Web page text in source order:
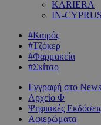
KARIERA
IN-
#Καιρός
#Τζόκερ
#Φαρμακεία
#Σκίτσο
Εγγραφή στο
Αρχείο Φ
Ψηφιακές
Αφιερώματα